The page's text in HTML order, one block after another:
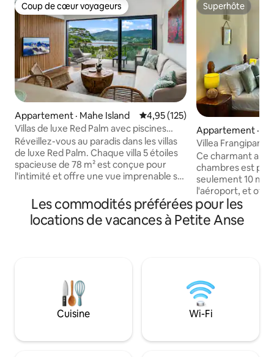
Coup de cœur voyageurs
Coup de cœur voyageurs
Appartement · Mahe Island Note moyenne de 4,95 sur 5,
4,95 (125)
Villas de luxe Red Palm avec piscines
privées
Réveillez-vous au paradis dans les villas
de luxe Red Palm. Chaque villa 5 étoiles
spacieuse de 78 m² est conçue pour
l'intimité et offre une vue imprenable sur
Plongez dans votre piscine à
débordement privée d'eau salée, puis
détendez-vous sur un lit king-size avec
ajoutent au confort de la maison, tandis
que le décor inspiré de l'île et les touches
écologiques rendent chaque séjour
relaxant, élégant et inoubliable.
Superhôte
Superhôte
Appartement ·
Villea Frangipani
chambres au
l'aéroport
Ce charmant
chambres est
seulement 10
l'aéroport, et
sur l'aéroport
Seychelles.
pourrez
l'appartement est
seulement 15
plage et à
marché de
culture locale.
Les commodités préférées pour les
locations de vacances à Petite Anse
Cuisine Wi-Fi